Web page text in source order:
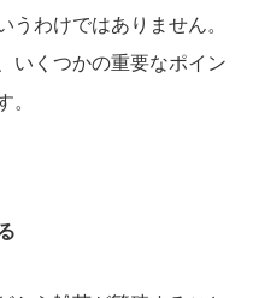
うわけではありません。
いくつかの重要なポイン
。